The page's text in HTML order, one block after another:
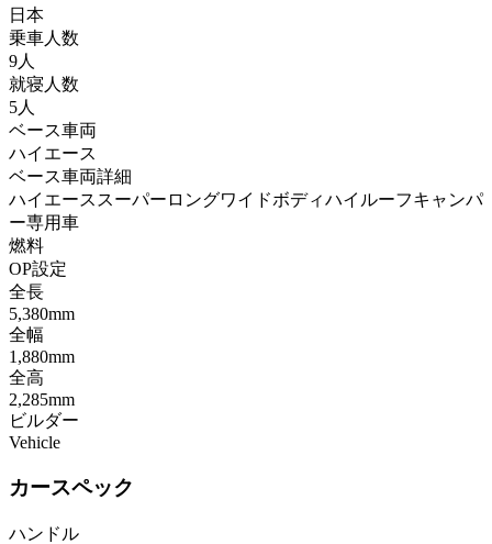
日本
乗車人数
9人
就寝人数
5人
ベース車両
ハイエース
ベース車両詳細
ハイエーススーパーロングワイドボディハイルーフキャンパ
ー専用車
燃料
OP設定
全長
5,380mm
全幅
1,880mm
全高
2,285mm
ビルダー
Vehicle
カースペック
ハンドル